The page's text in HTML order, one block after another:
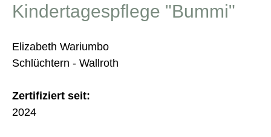
Kindertagespflege "Bummi"
Elizabeth Wariumbo
Schlüchtern - Wallroth
Zertifiziert seit:
2024